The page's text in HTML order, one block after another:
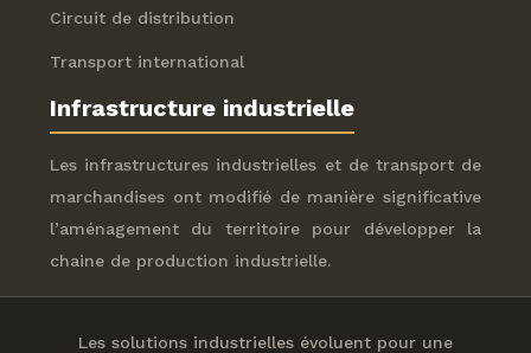
Circuit de distribution
Transport international
Infrastructure industrielle
Les infrastructures industrielles et de transport de
marchandises ont modifié de manière significative
l’aménagement du territoire pour développer la
chaine de production industrielle.
Les solutions industrielles évoluent pour une